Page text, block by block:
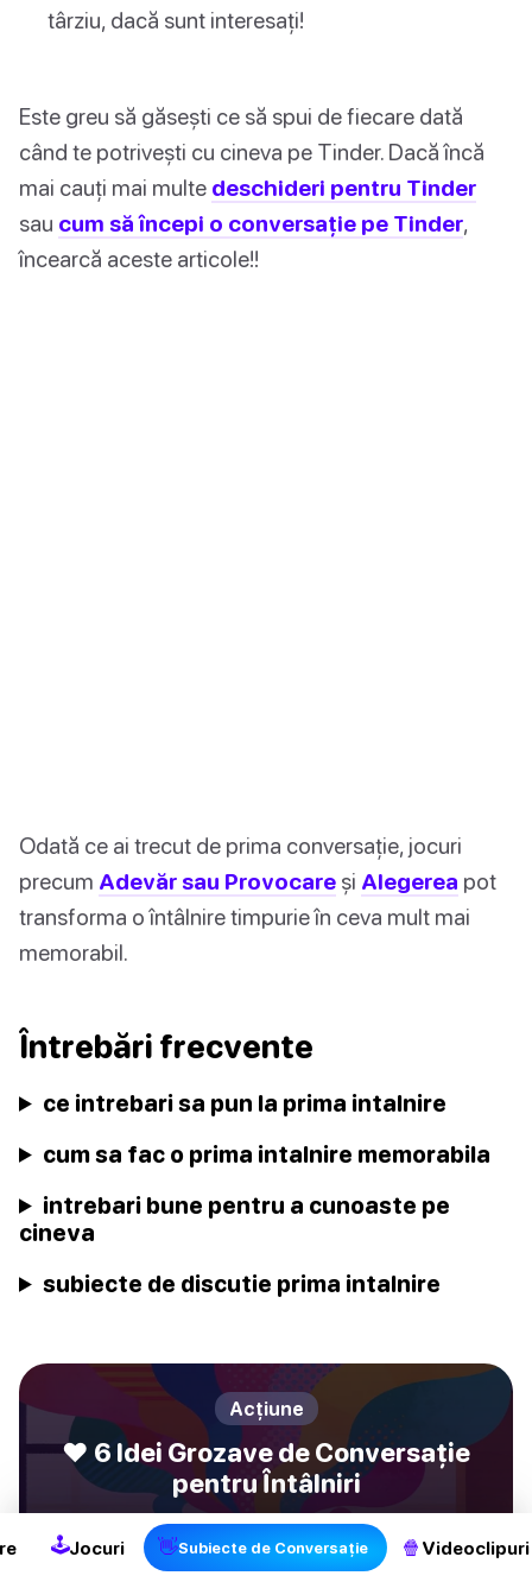
târziu, dacă sunt interesați!
Este greu să găsești ce să spui de fiecare dată
când te potrivești cu cineva pe Tinder. Dacă încă
mai cauți mai multe deschideri pentru Tinder
sau cum să începi o conversație pe Tinder,
încearcă aceste articole!!
Odată ce ai trecut de prima conversație, jocuri
precum Adevăr sau Provocare și Alegerea pot
transforma o întâlnire timpurie în ceva mult mai
memorabil.
Întrebări frecvente
ce intrebari sa pun la prima intalnire
cum sa fac o prima intalnire memorabila
intrebari bune pentru a cunoaste pe
cineva
subiecte de discutie prima intalnire
Acțiune
❤️ 6 Idei Grozave de Conversație
pentru Întâlniri
Facebook Pinterest
🕹Jocuri 👋Subiecte de Conversație 🍿 Videoclipuri